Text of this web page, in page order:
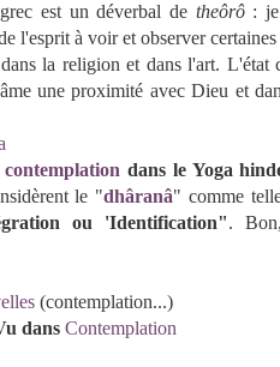
est un déverbal de theôrô: je
l'esprit à voir et observer certaines
la religion et dans l'art. L'état
une proximité avec Dieu et
contemplation dans le Yoga
le "dhâranâ" comme
ou 'Identification".
(contemplation...)
dans Contemplation